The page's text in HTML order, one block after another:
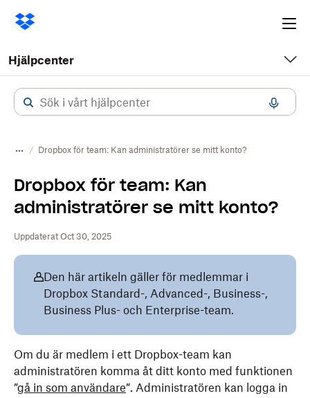
Hjälpcenter
Dropbox för team: Kan administratörer se mitt konto?
Dropbox för team: Kan
administratörer se mitt konto?
Uppdaterat Oct 30, 2025
Den här artikeln gäller för medlemmar i
Dropbox Standard-, Advanced-, Business-,
Business Plus- och Enterprise-team.
Om du är medlem i ett Dropbox-team kan
administratören komma åt ditt konto med funktionen
”gå in som användare”. Administratören kan logga in